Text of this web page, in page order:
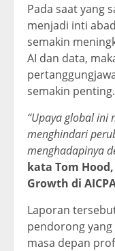
Pada saat yang
menjadi inti
semakin
AI dan data,
semakin penting.
“Upaya global ini
menghindari
menghadapinya
kata Tom
Growth di
Laporan
pendorong
masa depan